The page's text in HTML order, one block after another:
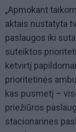
„Apmokant
aktais nustatyta
paslaugos iki
suteiktos
ketvirtį
prioritetinės
kas pusmetį –
priežiūros
stacionarines